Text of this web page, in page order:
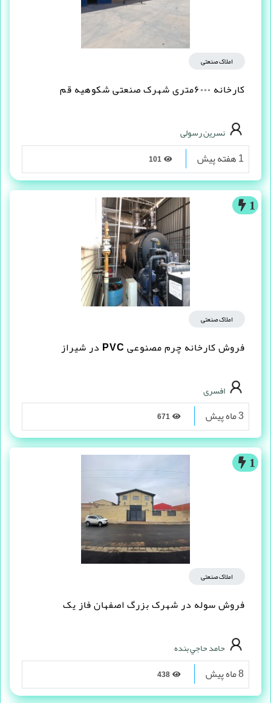
املاک صنعتی
کارخانه ۶۰۰۰متری شهرک صنعتی شکوهیه قم
نسرین رسولی
1 هفته پیش
1
املاک صنعتی
فروش کارخانه چرم مصنوعى PVC در شیراز
افسری
3 ماه پیش
1
املاک صنعتی
فروش سوله در شهرک بزرگ اصفهان فاز یک
حامد حاجي بنده
8 ماه پیش